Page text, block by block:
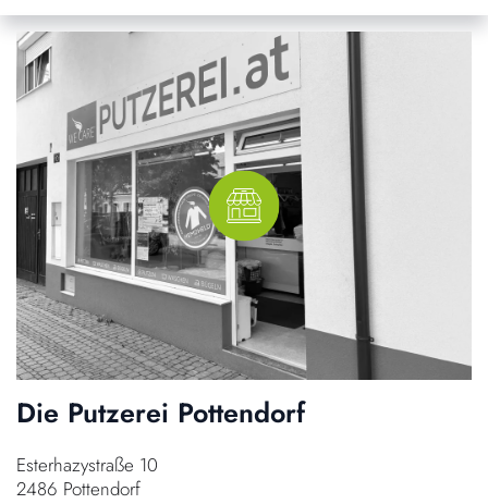
Die Putzerei Pottendorf
Esterhazystraße 10
2486 Pottendorf